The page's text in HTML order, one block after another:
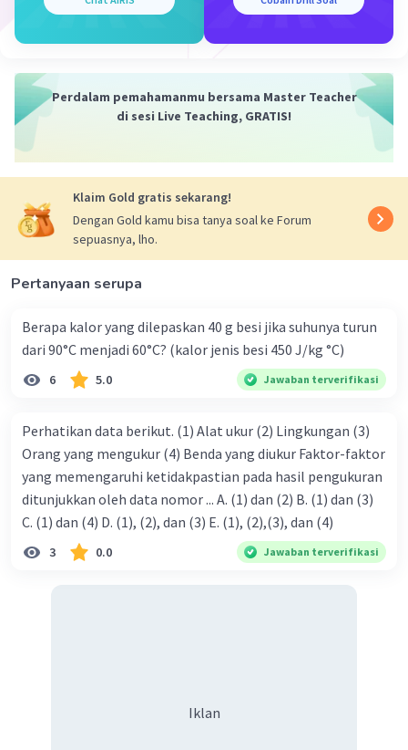
Perdalam pemahamanmu bersama Master Teacher
di sesi Live Teaching, GRATIS!
Klaim Gold gratis sekarang!
Dengan Gold kamu bisa tanya soal ke Forum
sepuasnya, lho.
Pertanyaan serupa
Berapa kalor yang dilepaskan 40 g besi jika suhunya turun
dari 90°C menjadi 60°C? (kalor jenis besi 450 J/kg °C)
6 5.0 Jawaban terverifikasi
Perhatikan data berikut. (1) Alat ukur (2) Lingkungan (3)
Orang yang mengukur (4) Benda yang diukur Faktor-faktor
yang memengaruhi ketidakpastian pada hasil pengukuran
ditunjukkan oleh data nomor ... A. (1) dan (2) B. (1) dan (3)
C. (1) dan (4) D. (1), (2), dan (3) E. (1), (2),(3), dan (4)
3 0.0 Jawaban terverifikasi
Iklan